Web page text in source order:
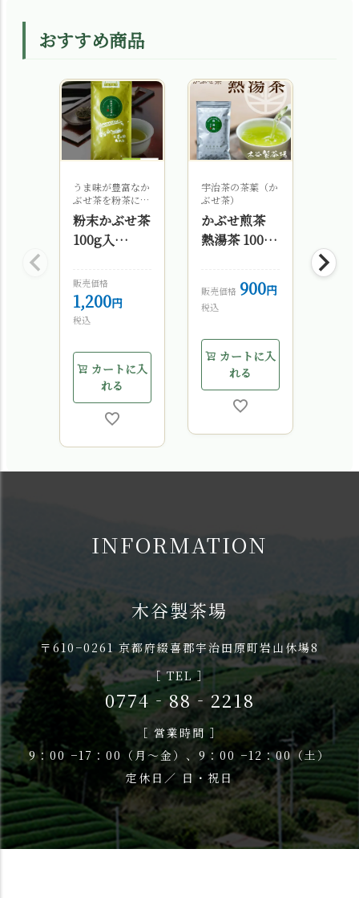
おすすめ商品
うま味が豊富なか
ぶせ茶を粉茶にし
ました
粉末かぶせ茶
100g入
販売価格
1,200
税込
カートに入
れる
宇治茶の茶葉（か
ぶせ茶）
かぶせ煎茶
熱湯茶 100g
販売価格 900
税込
カートに入
れる
フ
ェ
INFORMATION
木谷製茶場
〒610−0261 京都府綴喜郡宇治田原町岩山休場8
［ TEL ］
0774‐88‐2218
［ 営業時間 ］
9：00 −17：00（月〜金）、9：00 −12：00（土）
定休日／ 日・祝日